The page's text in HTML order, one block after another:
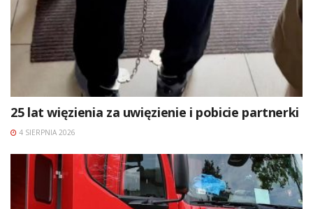
25 lat więzienia za uwięzienie i pobicie partnerki
4 SIERPNIA 2026